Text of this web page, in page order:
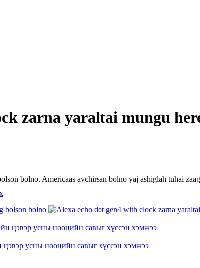
zarna yaraltai mungu
bolno. Americaas avchirsan bolno yaj ashiglah tuhai
цэвэр усны нөөцийн савыг хүссэн хэмжээ